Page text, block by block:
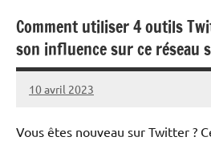
Comment utiliser 4 outils
son influence sur ce réseau
10 avril 2023
rédaction
Vous êtes nouveau sur Twitter ?